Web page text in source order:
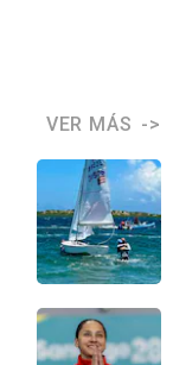
VER MÁS